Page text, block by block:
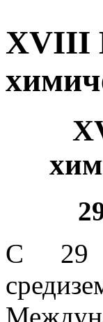
XVIII
С 29